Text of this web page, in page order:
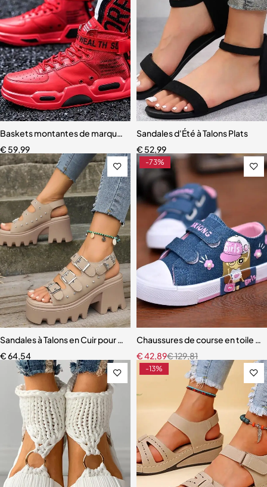
Baskets montantes de marque décontractées pour hommes
€ 59,99
Sandales d'Été à Talons Plats
€ 52,99
Sandales à Talons en Cuir pour Femme
€64,54
-73%
Chaussures de course en toile
€129,81
€42,89
-13%